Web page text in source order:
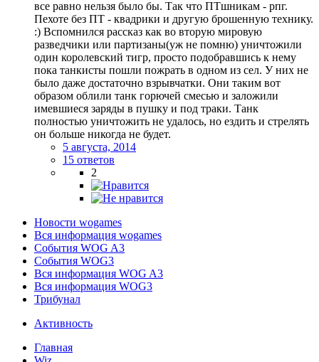
все равно нельзя было бы. Так что ПТшникам - рпг.
Пехоте без ПТ - квадрики и другую брошенную технику.
:) Вспомнился рассказ как во вторую мировую
разведчики или партизаны(уж не помню) уничтожили
один королевский тигр, просто подобравшись к нему
пока танкисты пошли пожрать в одном из сел. У них не
было даже достаточно взрывчатки. Они таким вот
образом облили танк горючей смесью и заложили
имевшиеся заряды в пушку и под траки. Танк
полностью уничтожить не удалось, но ездить и стрелять
он больше никогда не будет.
5 августа, 2014
15 ответов
2
Новости wogames
Вся информация wogames
События WOG A3
События WOG3
Вся информация WOG A3
Вся информация WOG3
Трибунал
Активность
Главная